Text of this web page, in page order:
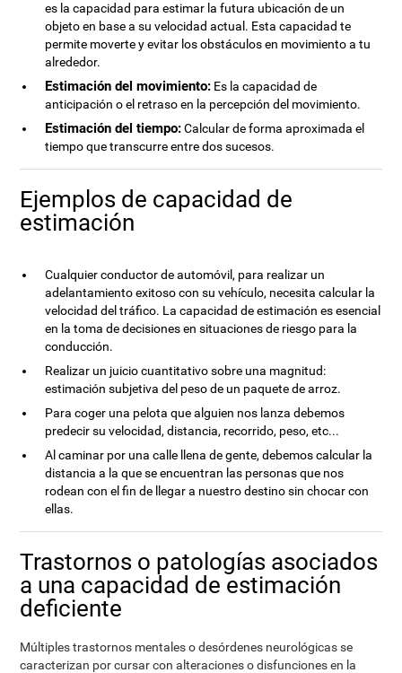
es la capacidad para estimar la futura ubicación de un
objeto en base a su velocidad actual. Esta capacidad te
permite moverte y evitar los obstáculos en movimiento a tu
alrededor.
Estimación del movimiento: Es la capacidad de
anticipación o el retraso en la percepción del movimiento.
Estimación del tiempo:Calcular de forma aproximada el
tiempo que transcurre entre dos sucesos.
Ejemplos de capacidad de
estimación
Cualquier conductor de automóvil, para realizar un
adelantamiento exitoso con su vehículo, necesita calcular la
velocidad del tráfico. La capacidad de estimación es esencial
en la toma de decisiones en situaciones de riesgo para la
conducción.
Realizar un juicio cuantitativo sobre una magnitud:
estimación subjetiva del peso de un paquete de arroz.
Para coger una pelota que alguien nos lanza debemos
predecir su velocidad, distancia, recorrido, peso, etc...
Al caminar por una calle llena de gente, debemos calcular la
distancia a la que se encuentran las personas que nos
rodean con el fin de llegar a nuestro destino sin chocar con
ellas.
Trastornos o patologías asociados
a una capacidad de estimación
deficiente
Múltiples trastornos mentales o desórdenes neurológicas se
caracterizan por cursar con alteraciones o disfunciones en la